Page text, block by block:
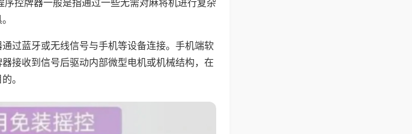
控牌器一般是指通过一些无需对麻将机进行复杂
过蓝牙或无线信号与手机等设备连接。手机端软
接收到信号后驱动内部微型电机或机械结构，在
。